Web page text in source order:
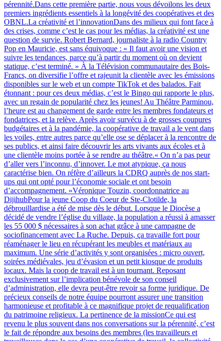
pérennité.Dans cette première partie, nous vous dévoilons les deux
premiers ingrédients essentiels à la longévité des coopératives et des
OBNL.La créativité et l’innovationDans des milieux qui font face à
des crises, comme c’est le cas pour les médias, la créativité est une
question de survie. Robert Bernard, journaliste à la radio Country
Pop en Mauricie, est sans équivoque : « Il faut avoir une vision et
suivre les tendances, parce qu’à partir du moment où on devient
statique, c’est terminé. » À la Télévision communautaire des Bois-
Francs, on diversifie l’offre et rajeunit la clientèle avec les émissions
disponibles sur le web et un compte TikTok et des balados. Fait
étonnant : pour ces deux médias, c’est le Bingo qui rapporte le plus,
avec un regain de popularité chez les jeunes! Au Théâtre Parminou,
l’heure est au changement de garde entre les membres fondateurs et
fondatrices, et la relève. Après avoir survécu à de grosses coupures
budgétaires et à la pandémie, la coopérative de travail a le vent dans
les voiles, entre autres parce qu’elle ose se déplacer à la rencontre de
ses publics, et ainsi faire découvrir les arts vivants aux écoles et à
une clientèle moins portée à se rendre au théâtre.« On n’a pas peur
d’aller vers l’inconnu, d’innover. Le mot atypique, ça nous
caractérise bien. On réfère d’ailleurs la CDRQ auprès de nos start-
ups qui ont opté pour l’économie sociale et ont besoin
d’accompagnement. »Véronique Touzin, coordonnatrice au
DijihubPour la jeune Coop du Coeur de Ste-Clotilde, la
débrouillardise a été de mise dès le début. Lorsque le Diocèse a
décidé de vendre l’église du village, la population a réussi à amasser
les 55 000 $ nécessaires à son achat grâce à une campagne de
sociofinancement avec La Ruche. Depuis, ça travaille fort pour
réaménager le lieu en récupérant les meubles et matériaux au
maximum. Une série d’activités y sont organisées : micro ouvert,
soirées médiévales, jeu d’évasion et un petit kiosque de produits
locaux. Mais la coop de travail est à un tournant. Reposant
exclusivement sur l’implication bénévole de son conseil
d’administration, elle devra peut-être revoir sa forme juridique. De
précieux conseils de notre équipe pourront assurer une transition
harmonieuse et profitable à ce magnifique projet de requalification
du patrimoine religieux. La pertinence de la missionCe qui est
revenu le plus souvent dans nos conversations sur la pérennité, c’est
le fait de répondre aux besoins des membres (les travailleurs et